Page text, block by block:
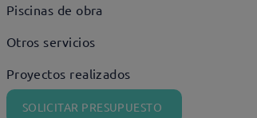
Piscinas de obra
Otros servicios
Proyectos realizados
SOLICITAR PRESUPUESTO